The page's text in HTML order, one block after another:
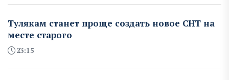
Тулякам станет проще создать новое СНТ на
месте старого
23:15